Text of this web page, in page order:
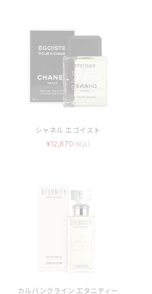
シャネル エゴイスト
12,870
カルバンクライン エタニティー